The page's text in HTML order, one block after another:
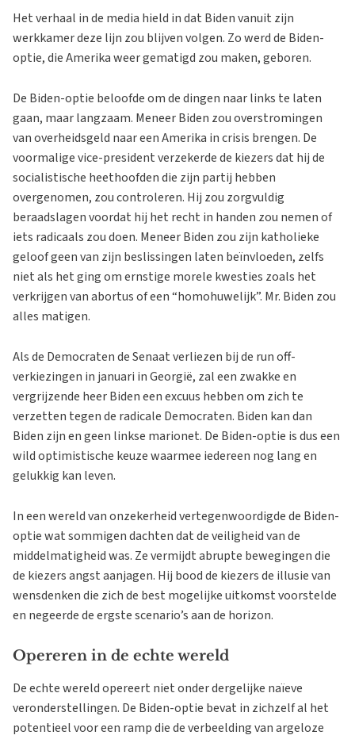
Het verhaal in de media hield in dat Biden vanuit zijn
werkkamer deze lijn zou blijven volgen. Zo werd de Biden-
optie, die Amerika weer gematigd zou maken, geboren.
De Biden-optie beloofde om de dingen naar links te laten
gaan, maar langzaam. Meneer Biden zou overstromingen
van overheidsgeld naar een Amerika in crisis brengen. De
voormalige vice-president verzekerde de kiezers dat hij de
socialistische heethoofden die zijn partij hebben
overgenomen, zou controleren. Hij zou zorgvuldig
beraadslagen voordat hij het recht in handen zou nemen of
iets radicaals zou doen. Meneer Biden zou zijn katholieke
geloof geen van zijn beslissingen laten beïnvloeden, zelfs
niet als het ging om ernstige morele kwesties zoals het
verkrijgen van abortus of een “homohuwelijk”. Mr. Biden zou
alles matigen.
Als de Democraten de Senaat verliezen bij de run off-
verkiezingen in januari in Georgië, zal een zwakke en
vergrijzende heer Biden een excuus hebben om zich te
verzetten tegen de radicale Democraten. Biden kan dan
Biden zijn en geen linkse marionet. De Biden-optie is dus een
wild optimistische keuze waarmee iedereen nog lang en
gelukkig kan leven.
In een wereld van onzekerheid vertegenwoordigde de Biden-
optie wat sommigen dachten dat de veiligheid van de
middelmatigheid was. Ze vermijdt abrupte bewegingen die
de kiezers angst aanjagen. Hij bood de kiezers de illusie van
wensdenken die zich de best mogelijke uitkomst voorstelde
en negeerde de ergste scenario’s aan de horizon.
Opereren in de echte wereld
De echte wereld opereert niet onder dergelijke naïeve
veronderstellingen. De Biden-optie bevat in zichzelf al het
potentieel voor een ramp die de verbeelding van argeloze